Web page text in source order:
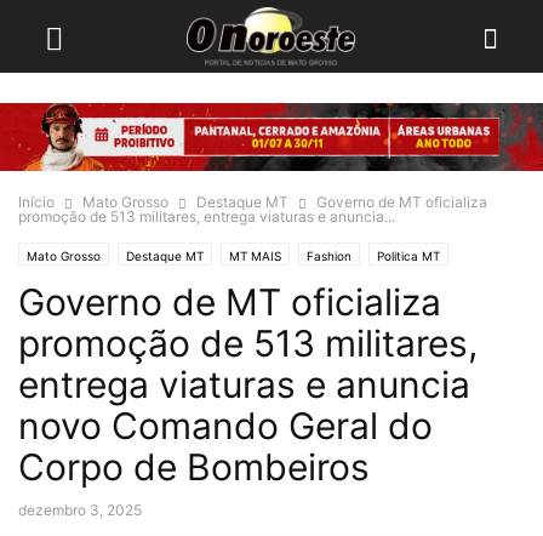
Início Mato Grosso Destaque MT
Governo de MT oficializa
promoção de 513 militares, entrega viaturas e anuncia...
Mato Grosso Destaque MT MT MAIS Fashion Politica MT
Governo de MT oficializa
promoção de 513 militares,
entrega viaturas e anuncia
novo Comando Geral do
Corpo de Bombeiros
dezembro 3, 2025